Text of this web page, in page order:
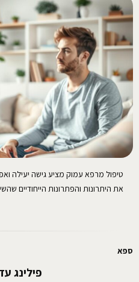
טיפול מרפא עמוק מציע גישה יעילה
את היתרונות והפתרונות הייחודיים
ספא
פילינג